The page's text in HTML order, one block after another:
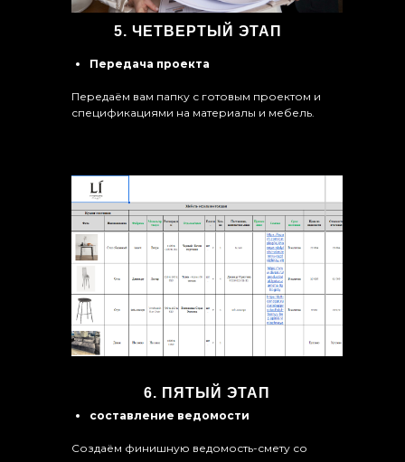
5. ЧЕТВЕРТЫЙ ЭТАП
составление ведомости
Создаём финишную ведомость-смету со
6. ПЯТЫЙ ЭТАП
Передача проекта
Передаём вам папку с готовым проектом и
спецификациями на материалы и мебель.